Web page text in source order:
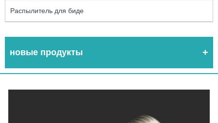
Распылитель для биде
новые продукты